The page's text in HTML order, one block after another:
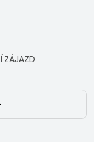
ZÁJAZD